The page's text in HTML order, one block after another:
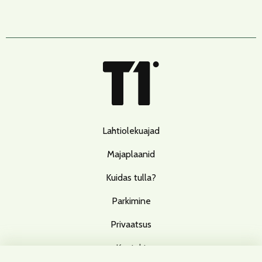
Lahtiolekuajad
Majaplaanid
Kuidas tulla?
Parkimine
Privaatsus
Kontakt